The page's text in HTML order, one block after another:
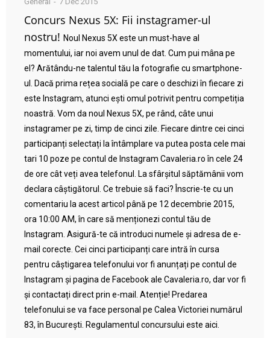
Concurs Nexus 5X: Fii instagramer-ul
nostru! Noul Nexus 5X este un must-have al
momentului, iar noi avem unul de dat. Cum pui mâna pe
el? Arătându-ne talentul tău la fotografie cu smartphone-
ul. Dacă prima rețea socială pe care o deschizi în fiecare zi
este Instagram, atunci ești omul potrivit pentru competiția
noastră. Vom da noul Nexus 5X, pe rând, câte unui
instagramer pe zi, timp de cinci zile. Fiecare dintre cei cinci
participanți selectați la întâmplare va putea posta cele mai
tari 10 poze pe contul de Instagram Cavaleria.ro în cele 24
de ore cât veți avea telefonul. La sfârșitul săptămânii vom
declara câștigătorul. Ce trebuie să faci? Înscrie-te cu un
comentariu la acest articol până pe 12 decembrie 2015,
ora 10:00 AM, în care să menționezi contul tău de
Instagram. Asigură-te că introduci numele și adresa de e-
mail corecte. Cei cinci participanți care intră în cursa
pentru câștigarea telefonului vor fi anunțați pe contul de
Instagram și pagina de Facebook ale Cavaleria.ro, dar vor fi
și contactați direct prin e-mail. Atenție! Predarea
telefonului se va face personal pe Calea Victoriei numărul
83, în București. Regulamentul concursului este aici.